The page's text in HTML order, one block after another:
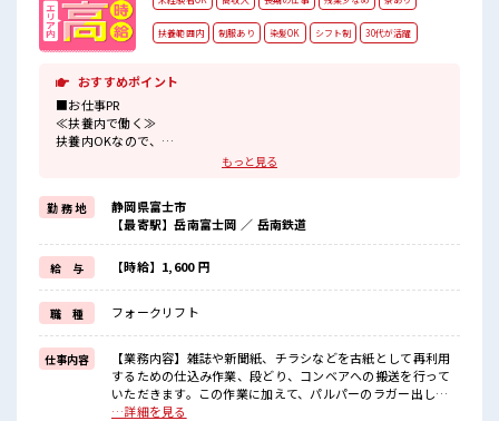
扶養範囲内 制服あり 染髪OK シフト制 30代が活躍
おすすめポイント
■お仕事PR
≪扶養内で働く≫
扶養内OKなので、
主婦&主夫さんも気軽にご応募くださいね♪
一人暮らしをしたい方や高収入で働きたい方に、
オススメしたい寮完備のお仕事！
担当者があなたをしっかりサポートするので、
安心して寮で新生活がスタートできます♪
基本的に赴任地までの交通費が出ますので遠方の方もご安心くださ
い！
(規定有)≪無理なく働ける≫
場合によってはお願いすることもありますが、
残業はほとんどナシ！
制服があると毎日の服選びに悩まずOK♪
■職場の雰囲気
明るすぎたり奇抜過ぎなければヘアカラーOK！
もっと見る
勤 務 地
静岡県富士市
【最寄駅】岳南富士岡 ／ 岳南鉄道
給 与 【時給】1,600 円
職 種 フォークリフト
仕事内容
【業務内容】雑誌や新聞紙、チラシなどを古紙として再利用
するための仕込み作業、段どり、コンベアへの搬送を行って
いただきます。この作業に加えて、パルパーのラガー出し、
補助離解機の清掃、カスの搬送もお手伝いしていただきま
…詳細を見る